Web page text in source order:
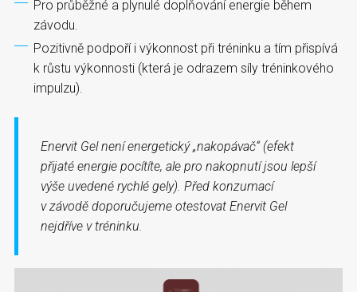
Pro průběžné a plynulé doplňování energie během
závodu.
Pozitivně podpoří i výkonnost při tréninku a tím přispívá
k růstu výkonnosti (která je odrazem síly tréninkového
impulzu).
Enervit Gel není energetický „nakopávač“ (efekt
přijaté energie pocítíte, ale pro nakopnutí jsou lepší
výše uvedené rychlé gely). Před konzumací
v závodě doporučujeme otestovat Enervit Gel
nejdříve v tréninku.